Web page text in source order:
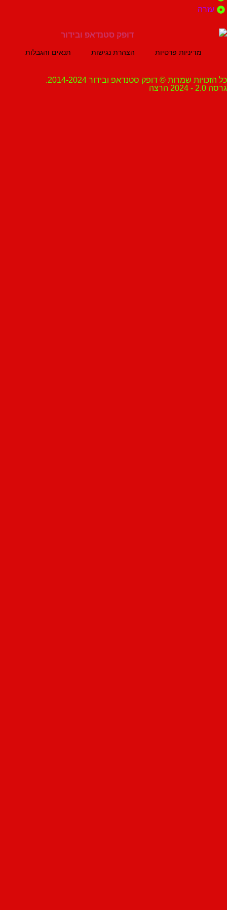
מדיניות פרטיות הצהרת נגישות תנאים והגבלות
שמרות © דופק סטנדאפ ובידור 2014-2024.